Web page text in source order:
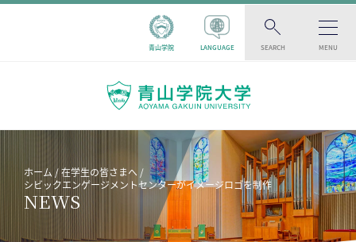
青山学院 LANGUAGE SEARCH MENU
ホーム
在学生の皆さまへ
シビックエンゲージメントセンターがイメージロゴを制作
NEWS